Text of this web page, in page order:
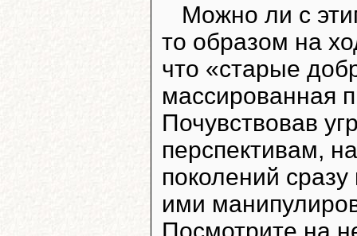
Можно ли с
то образом на
что «старые
массированная
Почувствовав
перспективам,
поколений
ими
Посмотрите на